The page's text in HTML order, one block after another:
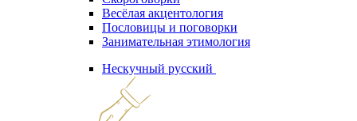
Весёлая акцентология
Пословицы и поговорки
Занимательная этимология
Нескучный русский